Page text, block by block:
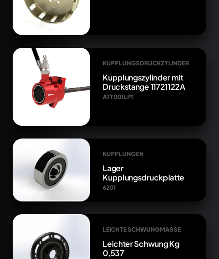
KUPPLUNGSDRUCKZYLINDER
Kupplungszylinder mit
Druckstange 11721122A
ATT001LPT
KUPPLUNGEN
Lager
Kupplungsdruckplatte
6201
LEICHTE SCHWUNGMASSE
Leichter Schwung Kg
0,537